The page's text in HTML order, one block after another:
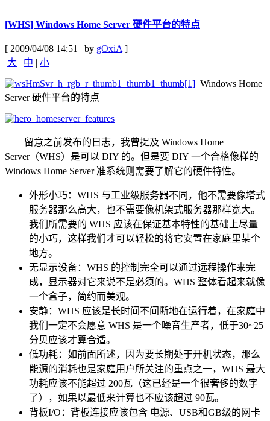
[WHS] Windows Home Server 硬件平台的特点
[ 2009/04/08 14:51 | by gOxiA]
大 | 中 | 小
Windows Home
Server 硬件平台的特点
留意之前发布的日志，我曾提及 Windows Home
Server（WHS）是可以 DIY 的。但是要 DIY 一个合格像样的
Windows Home Server 准系统则需要了解它的硬件特性。
外形小巧：WHS 与工业级服务器不同，他不需要像塔式
服务器那么高大，也不需要像机架式服务器那样宽大。
我们所需要的 WHS 应该在保证基本特性的基础上尽量
的小巧，这样我们才可以轻松的将它安置在家庭里某个
地方。
无显示设备：WHS 的控制完全可以通过远程操作来完
成，显示器对它来说不是必须的。WHS 整体看起来就像
一个盒子，简约而美观。
安静：WHS 应该是长时间不间断地在运行着，在家庭中
我们一定不会愿意 WHS 是一个噪音生产者，低于30~25
分贝应该才算合适。
低功耗：如前面所述，因为要长期处于开机状态，那么
能源的消耗也是家庭用户所关注的重点之一，WHS 最大
功耗应该不能超过 200瓦（这已经是一个很奢侈的数字
了），如果以最低来计算也不应该超过 90瓦。
背板I/O：背板连接应该包含 电源、USB和GB级的网卡